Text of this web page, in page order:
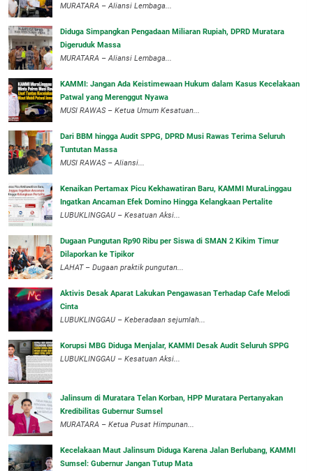
‎MURATARA – Aliansi Lembaga...
Diduga Simpangkan Pengadaan Miliaran Rupiah, DPRD Muratara
Digeruduk Massa
‎MURATARA – Aliansi Lembaga...
‎KAMMI: Jangan Ada Keistimewaan Hukum dalam Kasus Kecelakaan
Patwal yang Merenggut Nyawa
‎MUSI RAWAS – Ketua Umum Kesatuan...
Dari BBM hingga Audit SPPG, DPRD Musi Rawas Terima Seluruh
Tuntutan Massa
MUSI RAWAS – Aliansi...
‎Kenaikan Pertamax Picu Kekhawatiran Baru, KAMMI MuraLinggau
Ingatkan Ancaman Efek Domino Hingga Kelangkaan Pertalite
‎LUBUKLINGGAU – Kesatuan Aksi...
Dugaan Pungutan Rp90 Ribu per Siswa di SMAN 2 Kikim Timur
Dilaporkan ke Tipikor
LAHAT – Dugaan praktik pungutan...
Aktivis Desak Aparat Lakukan Pengawasan Terhadap Cafe Melodi
Cinta
LUBUKLINGGAU – Keberadaan sejumlah...
Korupsi MBG Diduga Menjalar, KAMMI Desak Audit Seluruh SPPG
‎LUBUKLINGGAU – Kesatuan Aksi...
‎Jalinsum di Muratara Telan Korban, HPP Muratara Pertanyakan
Kredibilitas Gubernur Sumsel
MURATARA – Ketua Pusat Himpunan...
‎Kecelakaan Maut Jalinsum Diduga Karena Jalan Berlubang, KAMMI
Sumsel: Gubernur Jangan Tutup Mata